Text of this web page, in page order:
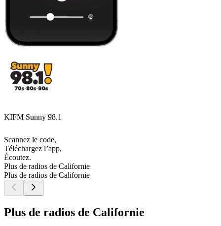
KIFM Sunny 98.1
Scannez le code,
Téléchargez l’app,
Écoutez.
Plus de radios de Californie
Plus de radios de Californie
Plus de radios de Californie